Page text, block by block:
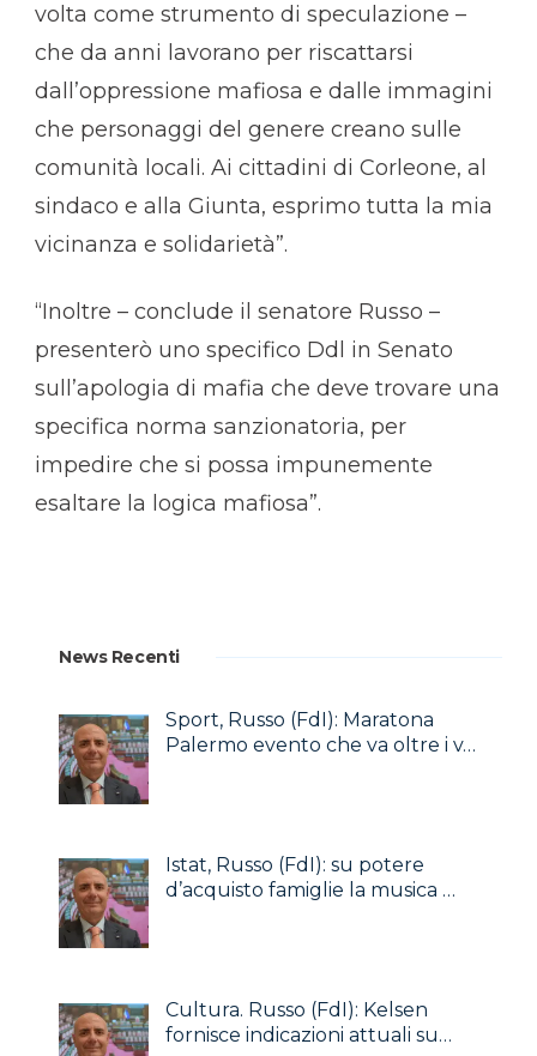
volta come strumento di speculazione –
che da anni lavorano per riscattarsi
dall’oppressione mafiosa e dalle immagini
che personaggi del genere creano sulle
comunità locali. Ai cittadini di Corleone, al
sindaco e alla Giunta, esprimo tutta la mia
vicinanza e solidarietà”.
“Inoltre – conclude il senatore Russo –
presenterò uno specifico Ddl in Senato
sull’apologia di mafia che deve trovare una
specifica norma sanzionatoria, per
impedire che si possa impunemente
esaltare la logica mafiosa”.
News Recenti
Sport, Russo (FdI): Maratona
Palermo evento che va oltre i v…
Istat, Russo (FdI): su potere
d’acquisto famiglie la musica …
Cultura. Russo (FdI): Kelsen
fornisce indicazioni attuali su…